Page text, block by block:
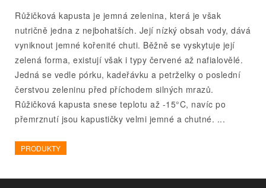
Růžičková kapusta je jemná zelenina, která je však
nutričně jedna z nejbohatších. Její nízký obsah vody, dává
vyniknout jemné kořenité chuti. Běžně se vyskytuje její
zelená forma, existují však i typy červené až nafialovělé.
Jedná se vedle pórku, kadeřávku a petrželky o poslední
čerstvou zeleninu před příchodem silných mrazů.
Růžičková kapusta snese teplotu až -15°C, navíc po
přemrznutí jsou kapustičky velmi jemné a chutné. ...
PRODUKTY